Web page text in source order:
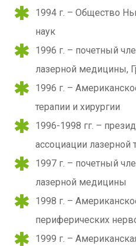
1994 г. – Общество
наук
1996 г. – почетный
лазерной медицины,
1996 г. –
терапии и хирургии
1996-1998 гг. –
ассоциации лазерной
1997 г. – почетный
лазерной медицины
1998 г. –
периферических
1999 г. –